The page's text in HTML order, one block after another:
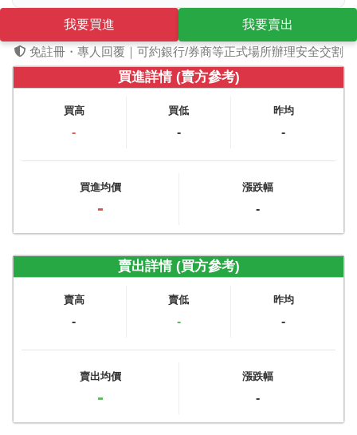
我要買進
我要賣出
免註冊・專人回覆｜可約銀行/券商等正式場所辦理安全交割
買進詳情 (賣方參考)
買高
-
買低
-
昨均
-
買進均價
-
漲跌幅
-
賣出詳情 (買方參考)
賣高
-
賣低
-
昨均
-
賣出均價
-
漲跌幅
-